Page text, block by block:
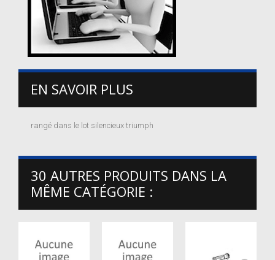
EN SAVOIR PLUS
rangé dans le lot silencieux triumph
30 AUTRES PRODUITS DANS LA
MÊME CATÉGORIE :